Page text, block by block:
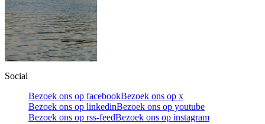
Social
Bezoek ons op facebookBezoek ons op x
Bezoek ons op linkedinBezoek ons op youtube
Bezoek ons op rss-feedBezoek ons op instagram